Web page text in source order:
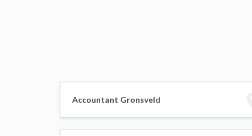
Accountant Gronsveld